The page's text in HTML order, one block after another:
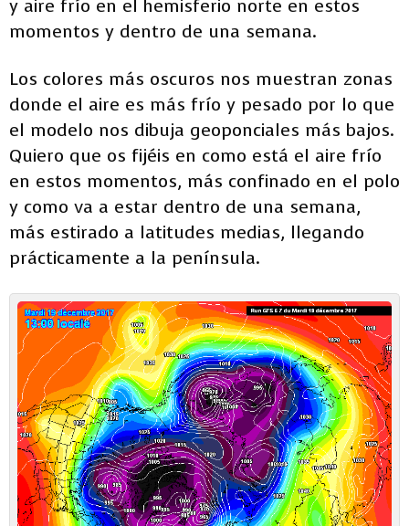
y aire frío en el hemisferio norte en estos
momentos y dentro de una semana.
Los colores más oscuros nos muestran zonas
donde el aire es más frío y pesado por lo que
el modelo nos dibuja geoponciales más bajos.
Quiero que os fijéis en como está el aire frío
en estos momentos, más confinado en el polo
y como va a estar dentro de una semana,
más estirado a latitudes medias, llegando
prácticamente a la península.